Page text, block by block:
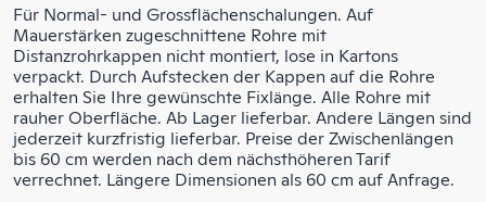
Für Normal- und Grossflächenschalungen. Auf
Mauerstärken zugeschnittene Rohre mit
Distanzrohrkappen nicht montiert, lose in Kartons
verpackt. Durch Aufstecken der Kappen auf die Rohre
erhalten Sie Ihre gewünschte Fixlänge. Alle Rohre mit
rauher Oberfläche. Ab Lager lieferbar. Andere Längen sind
jederzeit kurzfristig lieferbar. Preise der Zwischenlängen
bis 60 cm werden nach dem nächsthöheren Tarif
verrechnet. Längere Dimensionen als 60 cm auf Anfrage.